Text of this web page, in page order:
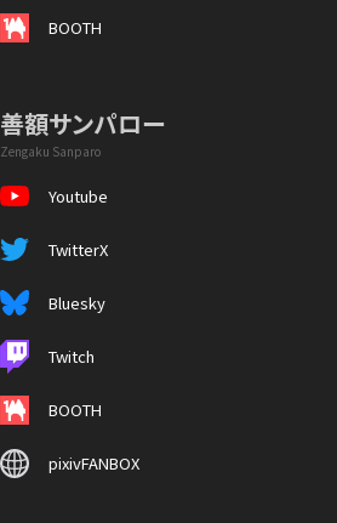
BOOTH
善額サンパロー
Zengaku Sanparo
Youtube
TwitterX
Bluesky
Twitch
BOOTH
pixivFANBOX